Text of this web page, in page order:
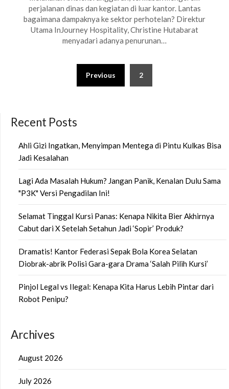
perjalanan dinas dan kegiatan di luar kantor. Lantas
bagaimana dampaknya ke sektor perhotelan? Direktur
Utama InJourney Hospitality, Christine Hutabarat
menyadari adanya penurunan…
Previous 2
Recent Posts
Ahli Gizi Ingatkan, Menyimpan Mentega di Pintu Kulkas Bisa
Jadi Kesalahan
Lagi Ada Masalah Hukum? Jangan Panik, Kenalan Dulu Sama
"P3K" Versi Pengadilan Ini!
Selamat Tinggal Kursi Panas: Kenapa Nikita Bier Akhirnya
Cabut dari X Setelah Setahun Jadi ‘Sopir’ Produk?
Dramatis! Kantor Federasi Sepak Bola Korea Selatan
Diobrak-abrik Polisi Gara-gara Drama ‘Salah Pilih Kursi’
Pinjol Legal vs Ilegal: Kenapa Kita Harus Lebih Pintar dari
Robot Penipu?
Archives
August 2026
July 2026